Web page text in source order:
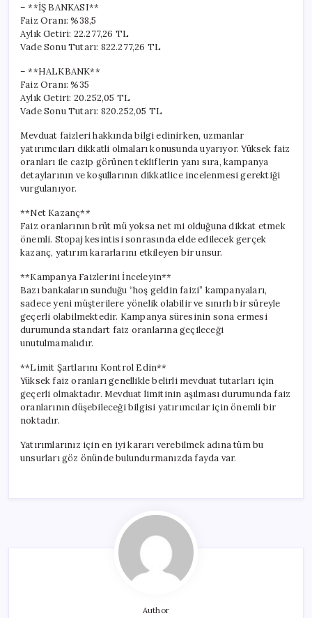
– **İŞ BANKASI**
Faiz Oranı: %38,5
Aylık Getiri: 22.277,26 TL
Vade Sonu Tutarı: 822.277,26 TL
– **HALKBANK**
Faiz Oranı: %35
Aylık Getiri: 20.252,05 TL
Vade Sonu Tutarı: 820.252,05 TL
Mevduat faizleri hakkında bilgi edinirken, uzmanlar
yatırımcıları dikkatli olmaları konusunda uyarıyor. Yüksek faiz
oranları ile cazip görünen tekliflerin yanı sıra, kampanya
detaylarının ve koşullarının dikkatlice incelenmesi gerektiği
vurgulanıyor.
**Net Kazanç**
Faiz oranlarının brüt mü yoksa net mi olduğuna dikkat etmek
önemli. Stopaj kesintisi sonrasında elde edilecek gerçek
kazanç, yatırım kararlarını etkileyen bir unsur.
**Kampanya Faizlerini İnceleyin**
Bazı bankaların sunduğu “hoş geldin faizi” kampanyaları,
sadece yeni müşterilere yönelik olabilir ve sınırlı bir süreyle
geçerli olabilmektedir. Kampanya süresinin sona ermesi
durumunda standart faiz oranlarına geçileceği
unutulmamalıdır.
**Limit Şartlarını Kontrol Edin**
Yüksek faiz oranları genellikle belirli mevduat tutarları için
geçerli olmaktadır. Mevduat limitinin aşılması durumunda faiz
oranlarının düşebileceği bilgisi yatırımcılar için önemli bir
noktadır.
Yatırımlarınız için en iyi kararı verebilmek adına tüm bu
unsurları göz önünde bulundurmanızda fayda var.
Author